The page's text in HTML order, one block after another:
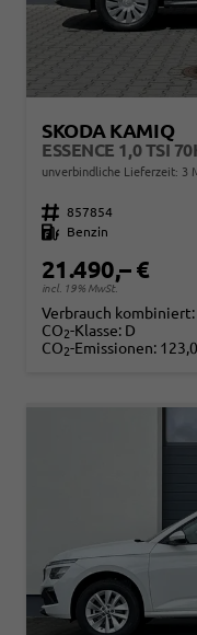
SKODA KAMIQ
ESSENCE 1,0 TSI
unverbindliche Lieferzeit: 3
Fahrzeugnr. 857854
Kraftstoff
Benzin
21.490,– €
incl. 19% MwSt.
Verbrauch kombiniert:
CO2-Klasse: D
CO2-Emissionen: